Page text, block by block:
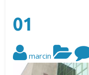
01
marcin